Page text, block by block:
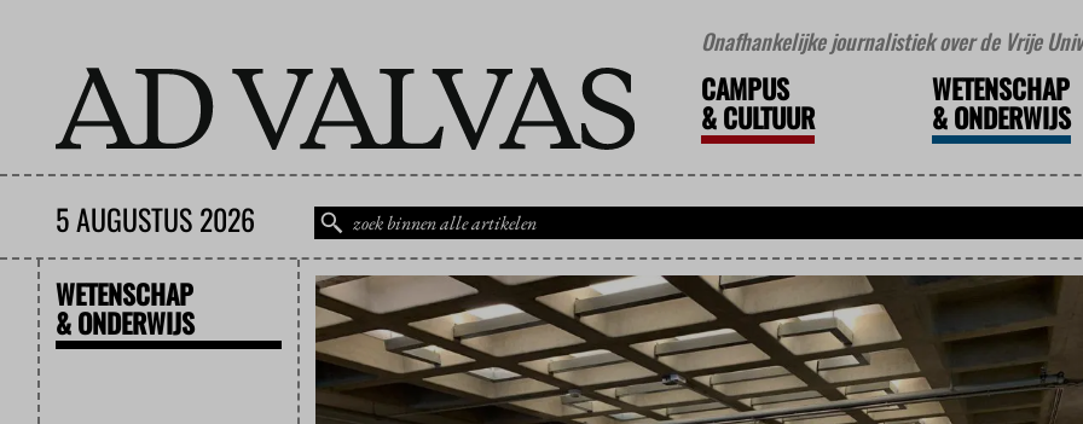
Onafhankelijke journalistiek over de Vrije
CAMPUS
&CULTUUR
WETENSCHAP
&ONDERWIJS
5 AUGUSTUS 2026
WETENSCHAP
& ONDERWIJS